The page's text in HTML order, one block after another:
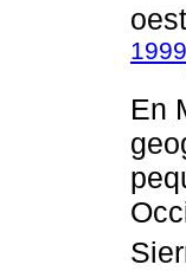
1999
En